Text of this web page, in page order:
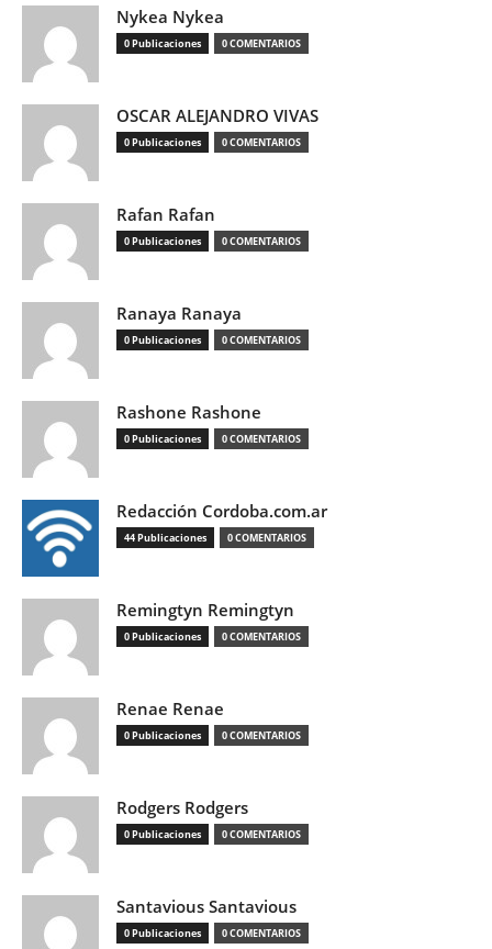
Nykea Nykea
0 Publicaciones 0 COMENTARIOS
OSCAR ALEJANDRO VIVAS
0 Publicaciones 0 COMENTARIOS
Rafan Rafan
0 Publicaciones 0 COMENTARIOS
Ranaya Ranaya
0 Publicaciones 0 COMENTARIOS
Rashone Rashone
0 Publicaciones 0 COMENTARIOS
Redacción Cordoba.com.ar
44 Publicaciones 0 COMENTARIOS
Remingtyn Remingtyn
0 Publicaciones 0 COMENTARIOS
Renae Renae
0 Publicaciones 0 COMENTARIOS
Rodgers Rodgers
0 Publicaciones 0 COMENTARIOS
Santavious Santavious
0 Publicaciones 0 COMENTARIOS